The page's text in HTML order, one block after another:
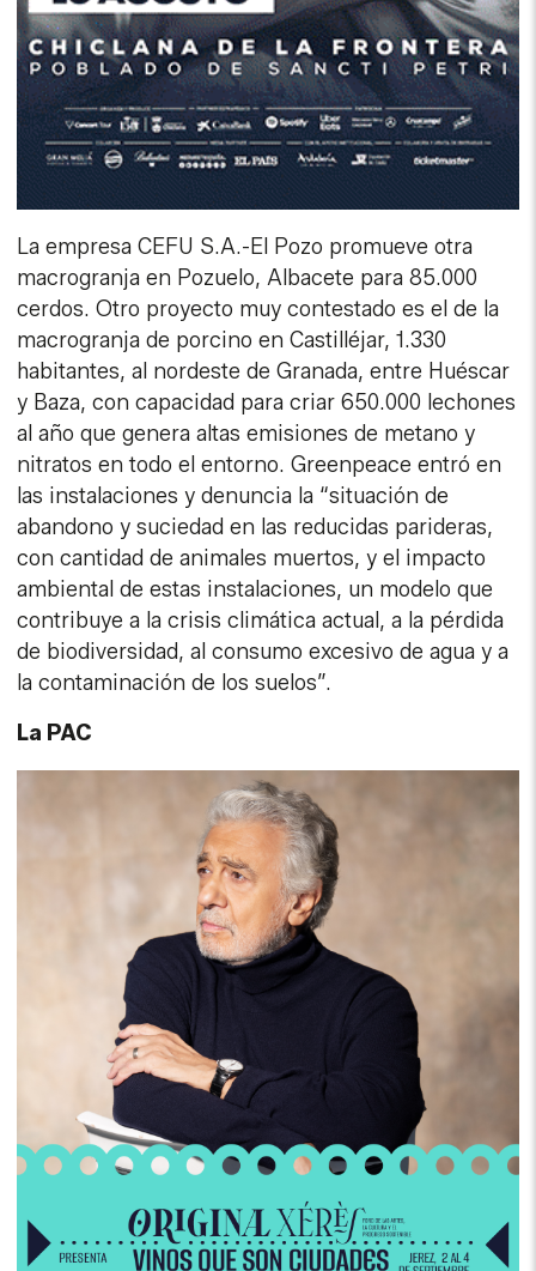
La empresa CEFU S.A.-El Pozo promueve otra
macrogranja en Pozuelo, Albacete para 85.000
cerdos. Otro proyecto muy contestado es el de la
macrogranja de porcino en Castilléjar, 1.330
habitantes, al nordeste de Granada, entre Huéscar
y Baza, con capacidad para criar 650.000 lechones
al año que genera altas emisiones de metano y
nitratos en todo el entorno. Greenpeace entró en
las instalaciones y denuncia la “situación de
abandono y suciedad en las reducidas parideras,
con cantidad de animales muertos, y el impacto
ambiental de estas instalaciones, un modelo que
contribuye a la crisis climática actual, a la pérdida
de biodiversidad, al consumo excesivo de agua y a
la contaminación de los suelos”.
La PAC